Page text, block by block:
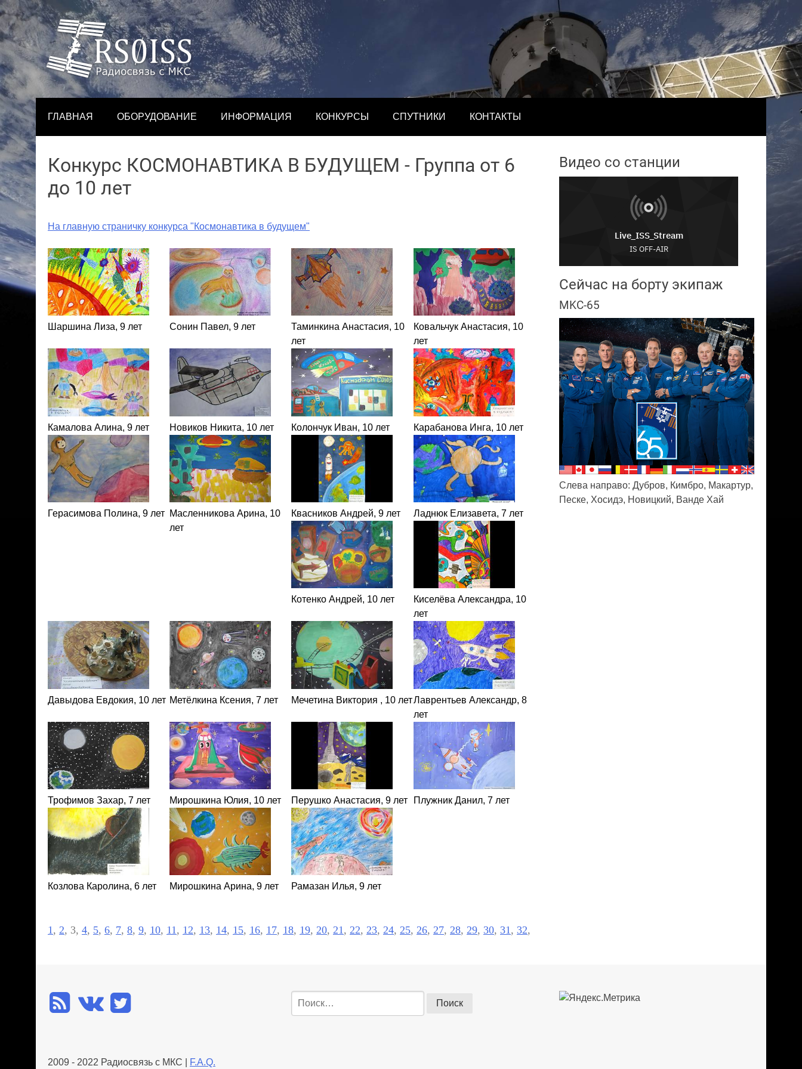
Skip
to
content
ГЛАВНАЯ ОБОРУДОВАНИЕ ИНФОРМАЦИЯ КОНКУРСЫ СПУТНИКИ КОНТАКТЫ
Конкурс КОСМОНАВТИКА В БУДУЩЕМ - Группа от 6
до 10 лет
На главную страничку конкурса "Космонавтика в будущем"
Шаршина Лиза, 9 лет Сонин Павел, 9 лет
Таминкина Анастасия, 10
лет
Ковальчук Анастасия, 10
лет
Камалова Алина, 9 лет Новиков Никита, 10 лет Колончук Иван, 10 лет Карабанова Инга, 10 лет
Герасимова Полина, 9 лет Масленникова Арина, 10
лет
Квасников Андрей, 9 лет Ладнюк Елизавета, 7 лет
Котенко Андрей, 10 лет
Киселёва Александра, 10
лет
Давыдова Евдокия, 10 лет Метёлкина Ксения, 7 лет Мечетина Виктория , 10 летЛаврентьев Александр, 8
лет
Трофимов Захар, 7 лет Мирошкина Юлия, 10 лет Перушко Анастасия, 9 лет Плужник Данил, 7 лет
Козлова Каролина, 6 лет Мирошкина Арина, 9 лет Рамазан Илья, 9 лет
1, 2, 3, 4, 5, 6, 7, 8, 9, 10, 11, 12, 13, 14, 15, 16, 17, 18, 19, 20, 21, 22, 23, 24, 25, 26, 27, 28, 29, 30, 31, 32,
Видео со станции
Сейчас на борту экипаж
MKC-65
Слева направо: Дубров, Кимбро, Макартур,
Песке, Хосидэ, Новицкий, Ванде Хай
Найти:
2009 - 2022 Радиосвязь с МКС | F.A.Q.